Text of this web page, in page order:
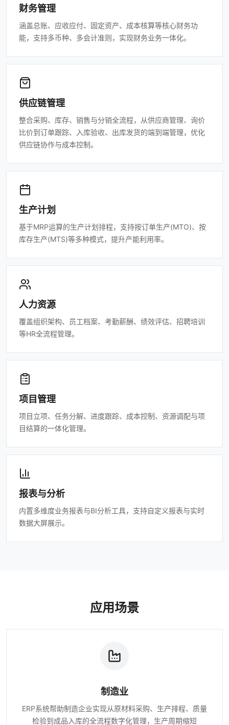
财务管理
涵盖总账、应收应付、固定资产、成本核算等核心财务功
能，支持多币种、多会计准则，实现财务业务一体化。
供应链管理
整合采购、库存、销售与分销全流程，从供应商管理、询价
比价到订单跟踪、入库验收、出库发货的端到端管理，优化
供应链协作与成本控制。
生产计划
基于MRP运算的生产计划排程，支持按订单生产(MTO)、按
库存生产(MTS)等多种模式，提升产能利用率。
人力资源
覆盖组织架构、员工档案、考勤薪酬、绩效评估、招聘培训
等HR全流程管理。
项目管理
项目立项、任务分解、进度跟踪、成本控制、资源调配与项
目结算的一体化管理。
报表与分析
内置多维度业务报表与BI分析工具，支持自定义报表与实时
数据大屏展示。
应用场景
制造业
ERP系统帮助制造企业实现从原材料采购、生产排程、质量
检验到成品入库的全流程数字化管理，生产周期缩短